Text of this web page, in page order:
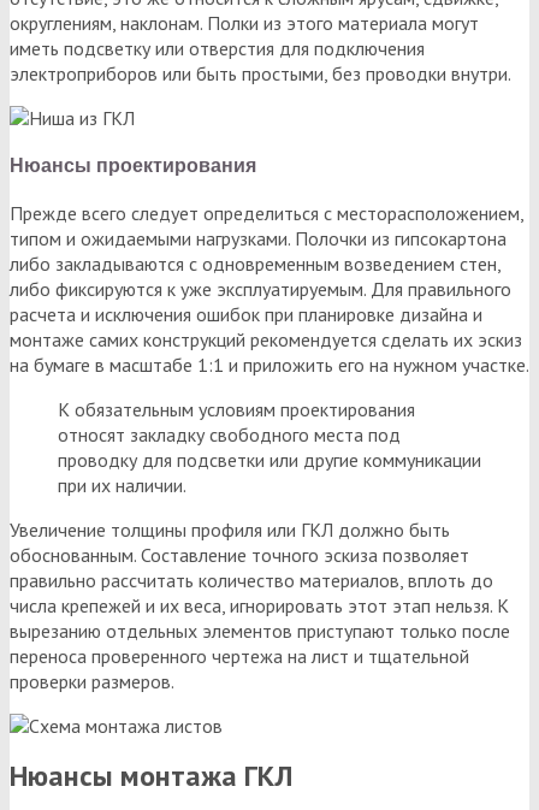
округлениям, наклонам. Полки из этого материала могут
иметь подсветку или отверстия для подключения
электроприборов или быть простыми, без проводки внутри.
Нюансы проектирования
Прежде всего следует определиться с месторасположением,
типом и ожидаемыми нагрузками. Полочки из гипсокартона
либо закладываются с одновременным возведением стен,
либо фиксируются к уже эксплуатируемым. Для правильного
расчета и исключения ошибок при планировке дизайна и
монтаже самих конструкций рекомендуется сделать их эскиз
на бумаге в масштабе 1:1 и приложить его на нужном участке.
К обязательным условиям проектирования
относят закладку свободного места под
проводку для подсветки или другие коммуникации
при их наличии.
Увеличение толщины профиля или ГКЛ должно быть
обоснованным. Составление точного эскиза позволяет
правильно рассчитать количество материалов, вплоть до
числа крепежей и их веса, игнорировать этот этап нельзя. К
вырезанию отдельных элементов приступают только после
переноса проверенного чертежа на лист и тщательной
проверки размеров.
Нюансы монтажа ГКЛ